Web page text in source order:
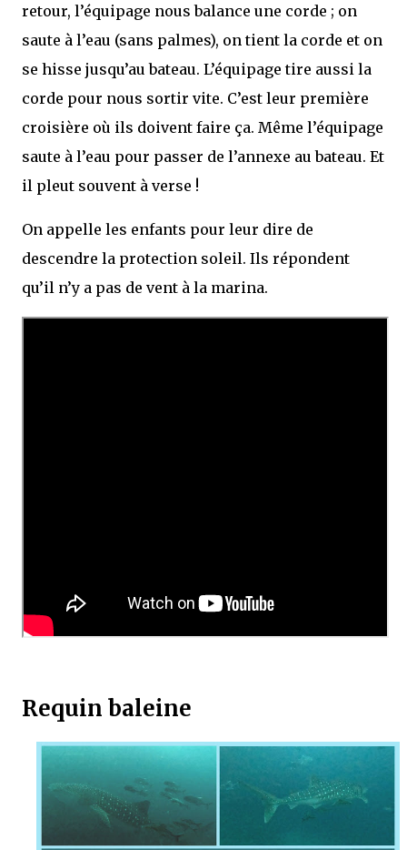
retour, l’équipage nous balance une corde ; on
saute à l’eau (sans palmes), on tient la corde et on
se hisse jusqu’au bateau. L’équipage tire aussi la
corde pour nous sortir vite. C’est leur première
croisière où ils doivent faire ça. Même l’équipage
saute à l’eau pour passer de l’annexe au bateau. Et
il pleut souvent à verse !
On appelle les enfants pour leur dire de
descendre la protection soleil. Ils répondent
qu’il n’y a pas de vent à la marina.
Requin baleine